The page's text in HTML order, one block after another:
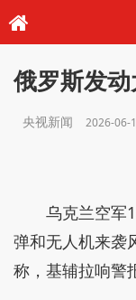
俄罗斯发
央视新闻 2026-06-
乌克兰空军
弹和无人机来袭
称，基辅拉响警